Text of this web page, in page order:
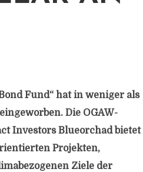
Fund“ hat in weniger als
Die OGAW-
Investors Blueorchad bietet
Projekten,
Ziele der